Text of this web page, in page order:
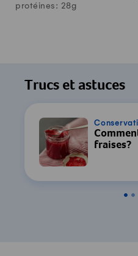
protéines: 28g
Trucs et astuces
fraises?